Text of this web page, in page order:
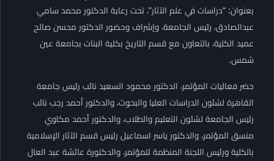
بعنوان: “دراسات في علم الآثار”، تحت رعاية الدكتور محمد سامي
عبدالصادق، رئيس الجامعة، وإشراف وحضور الدكتور محسن صالح
عميد الكلية، بالتعاون مع قسم التاريخ بكلية البنات بجامعة عين
شمس.
حضر فعاليات المؤتمر، الدكتور محمود السعيد نائب رئيس جامعة
القاهرة لشئون الدراسات العليا والبحوث، والدكتور أحمد رجب نائب
رئيس الجامعة لشئون التعليم والطلاب، والدكتور أحمد مكاوي
منسق المؤتمر، والدكتور ياسر اسماعيل رئيس قسم الآثار الإسلامية
بالكلية ورئيس اللجنة المنظمة للمؤتمر، والدكتورة عائشة عبد العال